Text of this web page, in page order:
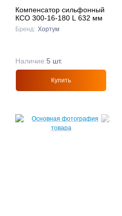
Компенсатор сильфонный
КСО 300-16-180 L 632 мм
Бренд: Хортум
Наличие:5 шт.
Купить